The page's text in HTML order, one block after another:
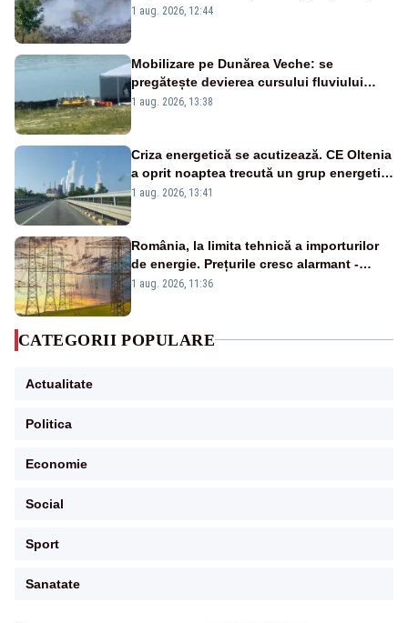
silvicultori se luptă cu flăcările - VIDEO
1 aug. 2026, 12:44
Mobilizare pe Dunărea Veche: se
pregătește devierea cursului fluviului
către Cernavodă – VIDEO
1 aug. 2026, 13:38
Criza energetică se acutizează. CE Oltenia
a oprit noaptea trecută un grup energetic
de la Rovinari
1 aug. 2026, 13:41
România, la limita tehnică a importurilor
de energie. Prețurile cresc alarmant -
Analiză Realitatea Plus
1 aug. 2026, 11:36
CATEGORII POPULARE
Actualitate
Politica
Economie
Social
Sport
Sanatate